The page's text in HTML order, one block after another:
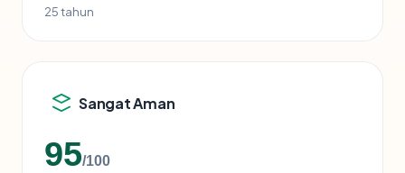
25 tahun
Sangat Aman
95/100